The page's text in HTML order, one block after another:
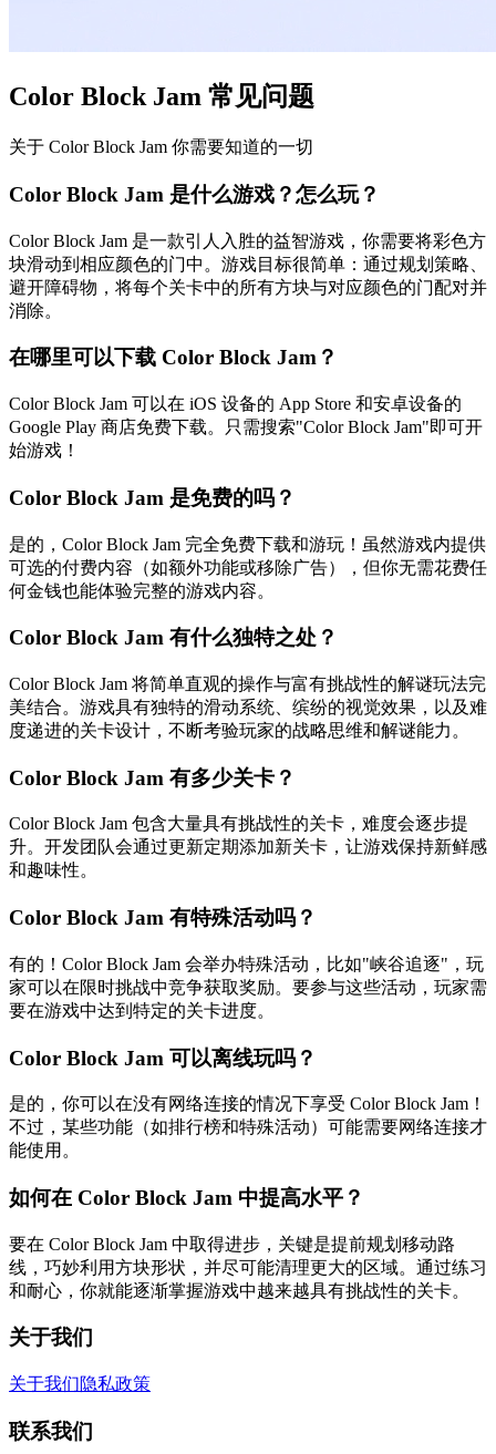
Color Block Jam 常见问题
关于 Color Block Jam 你需要知道的一切
Color Block Jam 是什么游戏？怎么玩？
Color Block Jam 是一款引人入胜的益智游戏，你需要将彩色方
块滑动到相应颜色的门中。游戏目标很简单：通过规划策略、
避开障碍物，将每个关卡中的所有方块与对应颜色的门配对并
消除。
在哪里可以下载 Color Block Jam？
Color Block Jam 可以在 iOS 设备的 App Store 和安卓设备的
Google Play 商店免费下载。只需搜索"Color Block Jam"即可开
始游戏！
Color Block Jam 是免费的吗？
是的，Color Block Jam 完全免费下载和游玩！虽然游戏内提供
可选的付费内容（如额外功能或移除广告），但你无需花费任
何金钱也能体验完整的游戏内容。
Color Block Jam 有什么独特之处？
Color Block Jam 将简单直观的操作与富有挑战性的解谜玩法完
美结合。游戏具有独特的滑动系统、缤纷的视觉效果，以及难
度递进的关卡设计，不断考验玩家的战略思维和解谜能力。
Color Block Jam 有多少关卡？
Color Block Jam 包含大量具有挑战性的关卡，难度会逐步提
升。开发团队会通过更新定期添加新关卡，让游戏保持新鲜感
和趣味性。
Color Block Jam 有特殊活动吗？
有的！Color Block Jam 会举办特殊活动，比如"峡谷追逐"，玩
家可以在限时挑战中竞争获取奖励。要参与这些活动，玩家需
要在游戏中达到特定的关卡进度。
Color Block Jam 可以离线玩吗？
是的，你可以在没有网络连接的情况下享受 Color Block Jam！
不过，某些功能（如排行榜和特殊活动）可能需要网络连接才
能使用。
如何在 Color Block Jam 中提高水平？
要在 Color Block Jam 中取得进步，关键是提前规划移动路
线，巧妙利用方块形状，并尽可能清理更大的区域。通过练习
和耐心，你就能逐渐掌握游戏中越来越具有挑战性的关卡。
关于我们
关于我们隐私政策
联系我们